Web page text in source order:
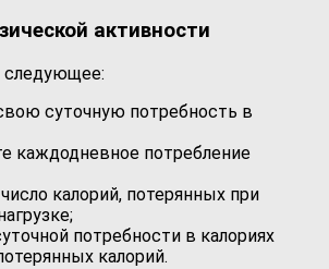
активности
следующее:
суточную потребность в
каждодневное потребление
калорий, потерянных при
потребности в калориях
калорий.